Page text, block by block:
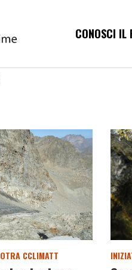
CONOSCI IL
CCLIMATT